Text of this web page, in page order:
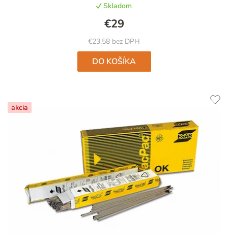
je
5,0
z
5
hviezdičiek.
Skladom
€23,58 bez DPH
€29
DO KOŠÍKA
akcia